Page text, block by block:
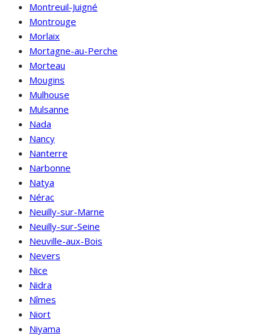
Montreuil-Juigné
Montrouge
Morlaix
Mortagne-au-Perche
Morteau
Mougins
Mulhouse
Mulsanne
Nada
Nancy
Nanterre
Narbonne
Natya
Nérac
Neuilly-sur-Marne
Neuilly-sur-Seine
Neuville-aux-Bois
Nevers
Nice
Nidra
Nîmes
Niort
Niyama